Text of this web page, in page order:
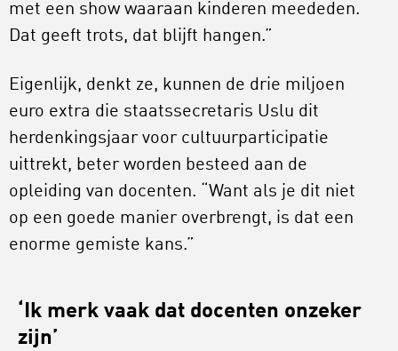
met een show waaraan kinderen meededen.
Dat geeft trots, dat blijft hangen.”
Eigenlijk, denkt ze, kunnen de drie miljoen
euro extra die staatssecretaris Uslu dit
herdenkingsjaar voor cultuurparticipatie
uittrekt, beter worden besteed aan de
opleiding van docenten. “Want als je dit niet
op een goede manier overbrengt, is dat een
enorme gemiste kans.”
‘Ik merk vaak dat docenten onzeker
zijn’